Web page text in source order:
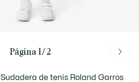
Página 1/2
Sudadera de tenis Roland Garros